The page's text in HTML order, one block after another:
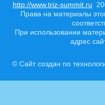
http://www.triz-summit.ru
Права на материалы
При использовании
адрес
© Сайт создан по